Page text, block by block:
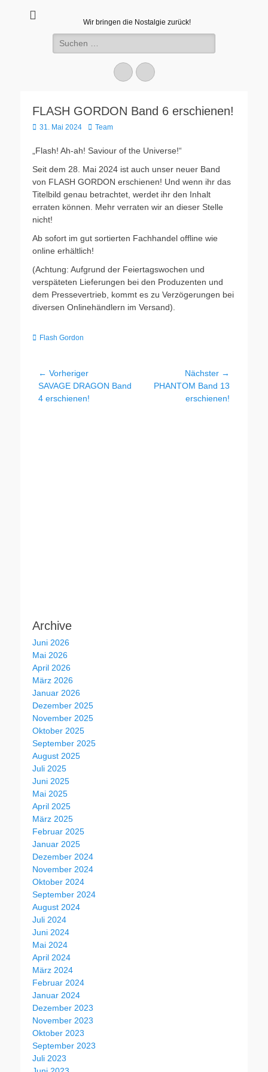
Wir bringen die Nostalgie zurück!
Suchen
nach:
Facebook
FLASH GORDON Band 6 erschienen!
Veröffentlicht
31. Mai 2024 Autor
Team
„Flash! Ah-ah! Saviour of the Universe!“
Seit dem 28. Mai 2024 ist auch unser neuer Band
von FLASH GORDON erschienen! Und wenn ihr das
Titelbild genau betrachtet, werdet ihr den Inhalt
erraten können. Mehr verraten wir an dieser Stelle
nicht!
Ab sofort im gut sortierten Fachhandel offline wie
online erhältlich!
(Achtung: Aufgrund der Feiertagswochen und
verspäteten Lieferungen bei den Produzenten und
dem Pressevertrieb, kommt es zu Verzögerungen bei
diversen Onlinehändlern im Versand).
Kategorien
Flash Gordon
Beitragsnavigation
← Vorheriger
Vorheriger
Beitrag:
SAVAGE DRAGON Band
4 erschienen!
Nächster →
NächsterPHANTOM Band 13
erschienen!
Archive
Juni 2026
Mai 2026
April 2026
März 2026
Januar 2026
Dezember 2025
November 2025
Oktober 2025
September 2025
August 2025
Juli 2025
Juni 2025
Mai 2025
April 2025
März 2025
Februar 2025
Januar 2025
Dezember 2024
November 2024
Oktober 2024
September 2024
August 2024
Juli 2024
Juni 2024
Mai 2024
April 2024
März 2024
Februar 2024
Januar 2024
Dezember 2023
November 2023
Oktober 2023
September 2023
Juli 2023